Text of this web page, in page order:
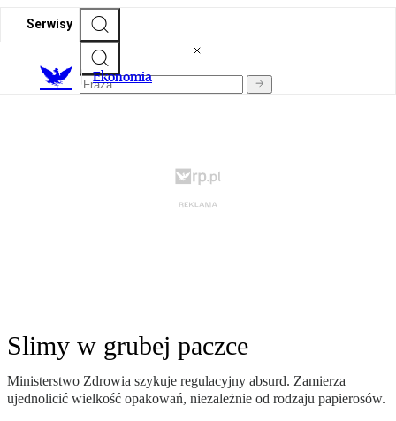
Serwisy
Ekonomia
Slimy w grubej paczce
Ministerstwo Zdrowia szykuje regulacyjny absurd. Zamierza
ujednolicić wielkość opakowań, niezależnie od rodzaju papierosów.